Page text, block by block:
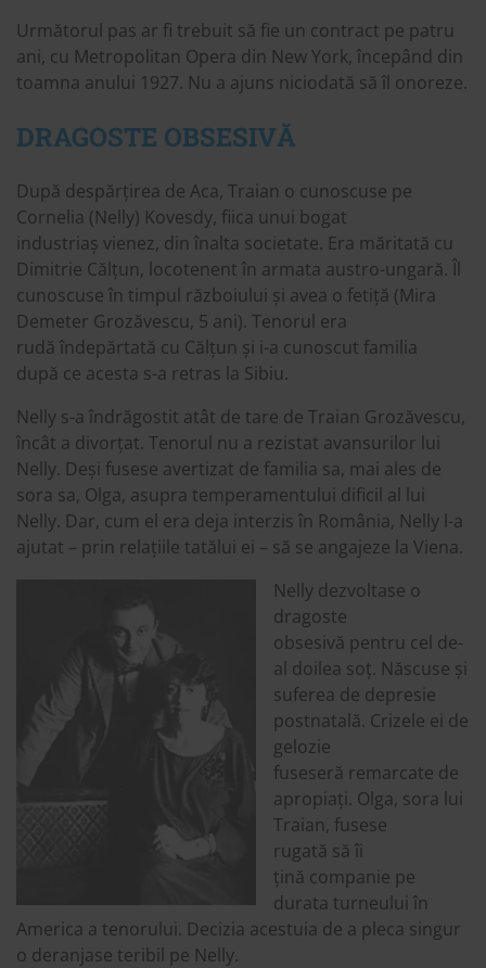
Următorul pas ar fi trebuit să fie un contract pe patru
ani, cu Metropolitan Opera din New York, începând din
toamna anului 1927. Nu a ajuns niciodată să îl onoreze.
DRAGOSTE OBSESIVĂ
După despărțirea de Aca, Traian o cunoscuse pe
Cornelia (Nelly) Kovesdy, fiica unui bogat
industriaș vienez, din înalta societate. Era măritată cu
Dimitrie Călțun, locotenent în armata austro-ungară. Îl
cunoscuse în timpul războiului și avea o fetiță (Mira
Demeter Grozăvescu, 5 ani). Tenorul era
rudă îndepărtată cu Călțun și i-a cunoscut familia
după ce acesta s-a retras la Sibiu.
Nelly s-a îndrăgostit atât de tare de Traian Grozăvescu,
încât a divorțat. Tenorul nu a rezistat avansurilor lui
Nelly. Deși fusese avertizat de familia sa, mai ales de
sora sa, Olga, asupra temperamentului dificil al lui
Nelly. Dar, cum el era deja interzis în România, Nelly l-a
ajutat – prin relațiile tatălui ei – să se angajeze la Viena.
Nelly dezvoltase o
dragoste
obsesivă pentru cel de-
al doilea soț. Născuse și
suferea de depresie
postnatală. Crizele ei de
gelozie
fuseseră remarcate de
apropiați. Olga, sora lui
Traian, fusese
rugată să îi
țină companie pe
durata turneului în
America a tenorului. Decizia acestuia de a pleca singur
o deranjase teribil pe Nelly.